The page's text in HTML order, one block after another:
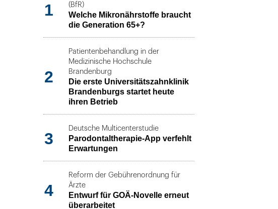
1
(BfR)
Welche Mikronährstoffe braucht
die Generation 65+?
2
Patientenbehandlung in der
Medizinische Hochschule
Brandenburg
Die erste Universitätszahnklinik
Brandenburgs startet heute
ihren Betrieb
3
Deutsche Multicenterstudie
Parodontaltherapie-App verfehlt
Erwartungen
4
Reform der Gebührenordnung für
Ärzte
Entwurf für GOÄ-Novelle erneut
überarbeitet